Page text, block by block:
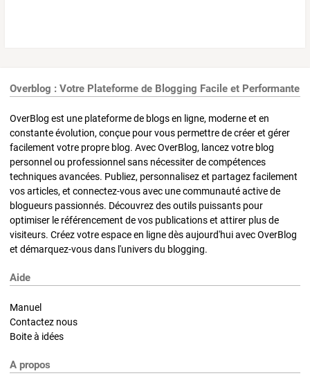
Overblog : Votre Plateforme de Blogging Facile et Performante
OverBlog est une plateforme de blogs en ligne, moderne et en
constante évolution, conçue pour vous permettre de créer et gérer
facilement votre propre blog. Avec OverBlog, lancez votre blog
personnel ou professionnel sans nécessiter de compétences
techniques avancées. Publiez, personnalisez et partagez facilement
vos articles, et connectez-vous avec une communauté active de
blogueurs passionnés. Découvrez des outils puissants pour
optimiser le référencement de vos publications et attirer plus de
visiteurs. Créez votre espace en ligne dès aujourd'hui avec OverBlog
et démarquez-vous dans l'univers du blogging.
Aide
Manuel
Contactez nous
Boite à idées
A propos